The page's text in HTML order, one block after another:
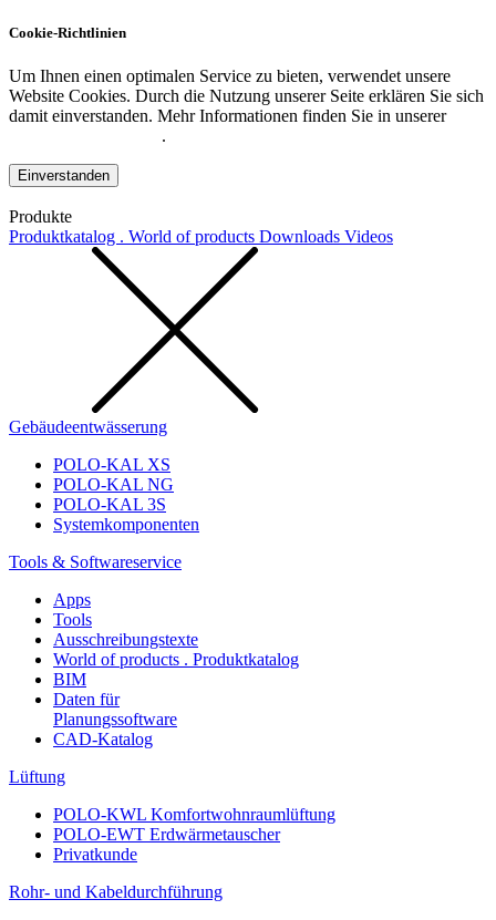
Cookie-Richtlinien
Um Ihnen einen optimalen Service zu bieten, verwendet unsere
Website Cookies. Durch die Nutzung unserer Seite erklären Sie sich
damit einverstanden. Mehr Informationen finden Sie in unserer
.
Einverstanden
Produkte
Produktkatalog . World of products Downloads Videos
Gebäudeentwässerung
POLO-KAL XS
POLO-KAL NG
POLO-KAL 3S
Systemkomponenten
Tools & Softwareservice
Apps
Tools
Ausschreibungstexte
World of products . Produktkatalog
BIM
Daten für
Planungssoftware
CAD-Katalog
Lüftung
POLO-KWL Komfortwohnraumlüftung
POLO-EWT Erdwärmetauscher
Privatkunde
Rohr- und Kabeldurchführung